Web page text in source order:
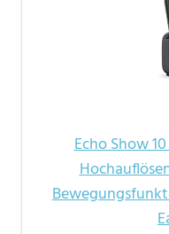
Echo Show